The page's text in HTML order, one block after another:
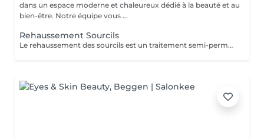
dans un espace moderne et chaleureux dédié à la beauté et au
bien-être. Notre équipe vous ...
Rehaussement Sourcils
Le rehaussement des sourcils est un traitement semi-permanent qui donne un effet lifté. Les 24-48 premières heures sont cruciales. Voici les recommandations à suivre après la prestation pour optimiser les résultats et la tenue: -Evitez l'eau, la vapeur, l'humidité et la chaleur excessive (pas de douche chaude, sauna, hammam) -Ne frottez pas vos sourcils et ne dormez pas le visage écrasé contre l'oreiller -Pas de maquillage sur la zone (fond de teint) pendant 24 à 48h -Évitez les produits gras ou huileux qui peuvent réduire la durée du rehaussement -Hydratez vos sourcils avec un sérum adapté pour prolonger l'effet En respectant ces conseils, le rehaussement durera entre 4 à 6 semaines avec un effet optimal.